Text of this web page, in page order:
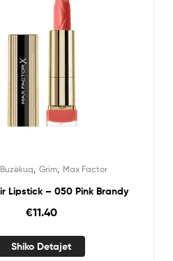
Buzëkuq Grim, Max Factor
Colour Elixir Lipstick – 050 Pink Brandy
€11.40
Shiko Detajet